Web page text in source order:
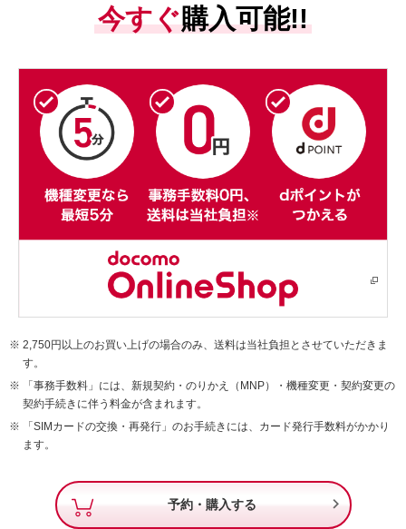
今すぐ購入可能!!
2,750円以上のお買い上げの場合のみ、送料は当社負担とさせていただきま
す。
「事務手数料」には、新規契約・のりかえ（MNP）・機種変更・契約変更の
契約手続きに伴う料金が含まれます。
「SIMカードの交換・再発行」のお手続きには、カード発行手数料がかかり
ます。
予約・購入する 